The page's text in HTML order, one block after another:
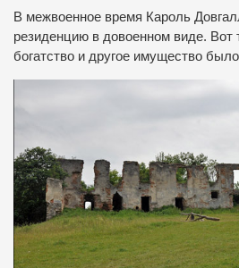
В межвоенное время Кароль
резиденцию в довоенном виде. Вот
богатство и другое имущество